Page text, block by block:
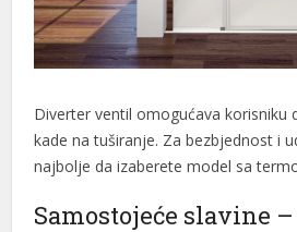
Diverter ventil omogućava korisniku
kade na tuširanje. Za bezbjednost i
najbolje da izaberete model sa
Samostojeće slavine